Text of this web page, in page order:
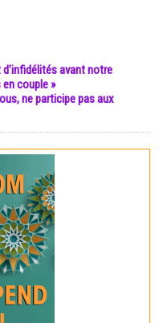
d’infidélités avant notre
couple »
ne participe pas aux